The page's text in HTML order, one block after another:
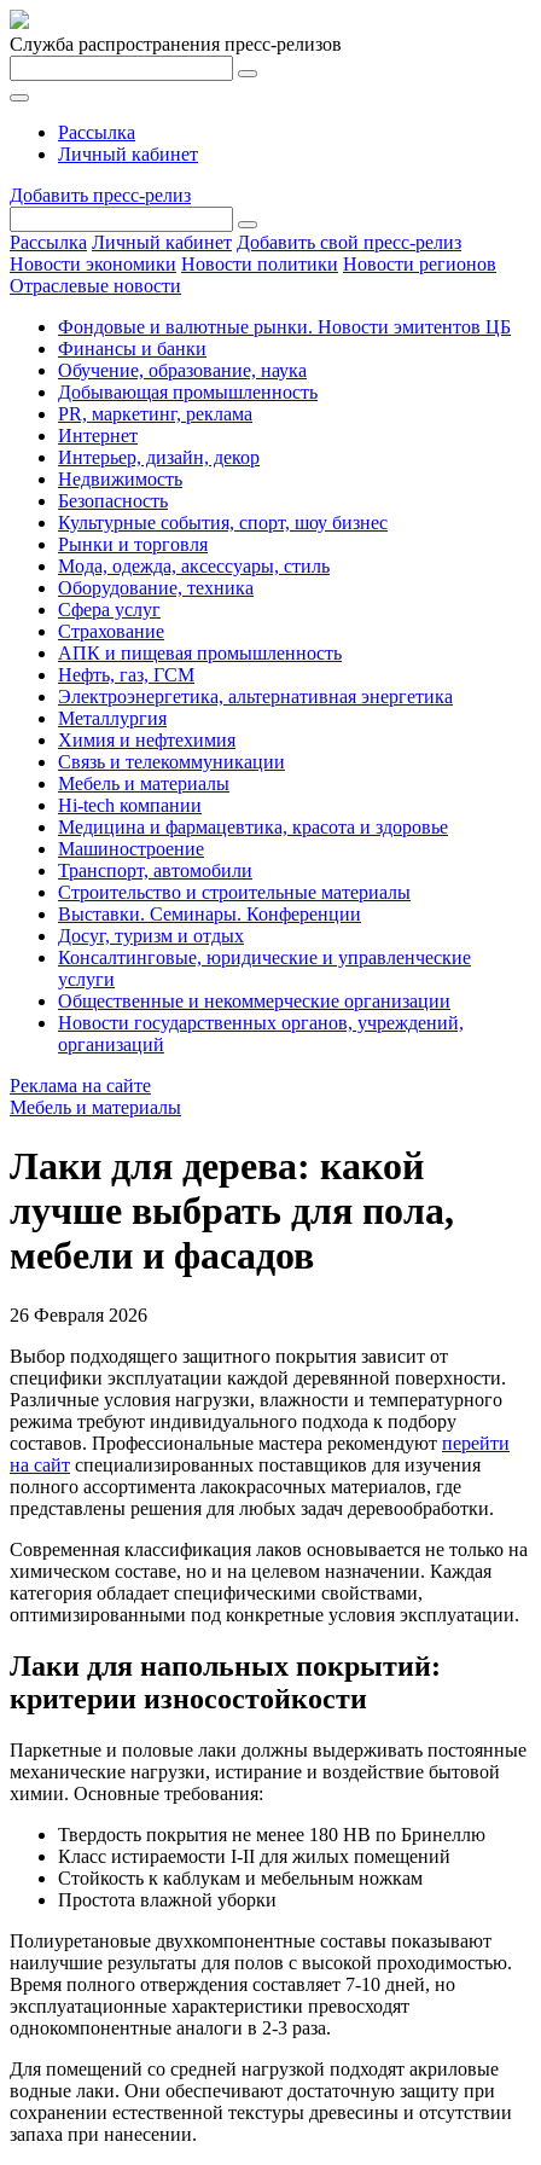
Служба распространения пресс-релизов
Рассылка
Личный кабинет
Добавить пресс-релиз
Рассылка Личный кабинет Добавить свой пресс-релиз
Новости экономики Новости политики Новости регионов
Отраслевые новости
Фондовые и валютные рынки. Новости эмитентов ЦБ
Финансы и банки
Обучение, образование, наука
Добывающая промышленность
PR, маркетинг, реклама
Интернет
Интерьер, дизайн, декор
Недвижимость
Безопасность
Культурные события, спорт, шоу бизнес
Рынки и торговля
Мода, одежда, аксессуары, стиль
Оборудование, техника
Сфера услуг
Страхование
АПК и пищевая промышленность
Нефть, газ, ГСМ
Электроэнергетика, альтернативная энергетика
Металлургия
Химия и нефтехимия
Связь и телекоммуникации
Мебель и материалы
Hi-tech компании
Медицина и фармацевтика, красота и здоровье
Машиностроение
Транспорт, автомобили
Строительство и строительные материалы
Выставки. Семинары. Конференции
Досуг, туризм и отдых
Консалтинговые, юридические и управленческие
услуги
Общественные и некоммерческие организации
Новости государственных органов, учреждений,
организаций
Реклама на сайте
Мебель и материалы
Лаки для дерева: какой
лучше выбрать для пола,
мебели и фасадов
26 Февраля 2026
Выбор подходящего защитного покрытия зависит от
специфики эксплуатации каждой деревянной поверхности.
Различные условия нагрузки, влажности и температурного
режима требуют индивидуального подхода к подбору
составов. Профессиональные мастера рекомендуют перейти
на сайт специализированных поставщиков для изучения
полного ассортимента лакокрасочных материалов, где
представлены решения для любых задач деревообработки.
Современная классификация лаков основывается не только на
химическом составе, но и на целевом назначении. Каждая
категория обладает специфическими свойствами,
оптимизированными под конкретные условия эксплуатации.
Лаки для напольных покрытий:
критерии износостойкости
Паркетные и половые лаки должны выдерживать постоянные
механические нагрузки, истирание и воздействие бытовой
химии. Основные требования:
Твердость покрытия не менее 180 НВ по Бринеллю
Класс истираемости I-II для жилых помещений
Стойкость к каблукам и мебельным ножкам
Простота влажной уборки
Полиуретановые двухкомпонентные составы показывают
наилучшие результаты для полов с высокой проходимостью.
Время полного отверждения составляет 7-10 дней, но
эксплуатационные характеристики превосходят
однокомпонентные аналоги в 2-3 раза.
Для помещений со средней нагрузкой подходят акриловые
водные лаки. Они обеспечивают достаточную защиту при
сохранении естественной текстуры древесины и отсутствии
запаха при нанесении.